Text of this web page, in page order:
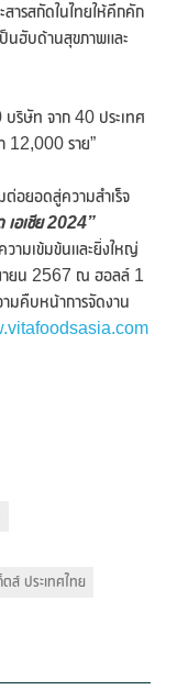
สารสกัดในไทยให้คึกคัก
นฮับด้านสุขภาพและ
บริษัท จาก 40 ประเทศ
12,000 ราย”
ต่อยอดสู่ความสำเร็จ
เอเชีย2024”
ามเข้มข้นและยิ่งใหญ่
ายน 2567 ณ ฮอลล์ 1
มคืบหน้าการจัดงาน
ส์ ประเทศไทย